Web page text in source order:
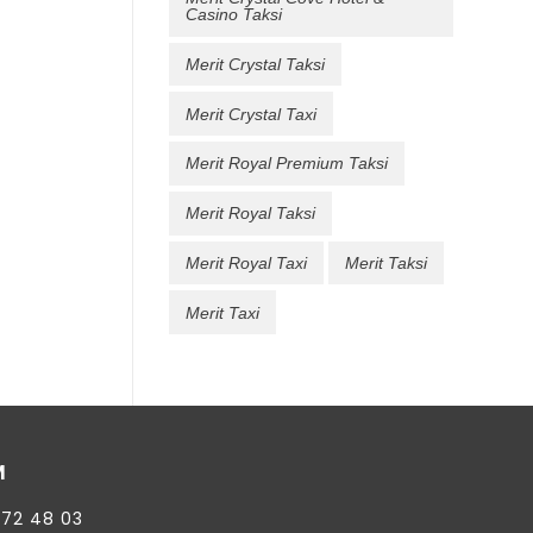
Casino Taksi
Merit Crystal Taksi
Merit Crystal Taxi
Merit Royal Premium Taksi
Merit Royal Taksi
Merit Royal Taxi Merit Taksi
Merit Taxi
48 03